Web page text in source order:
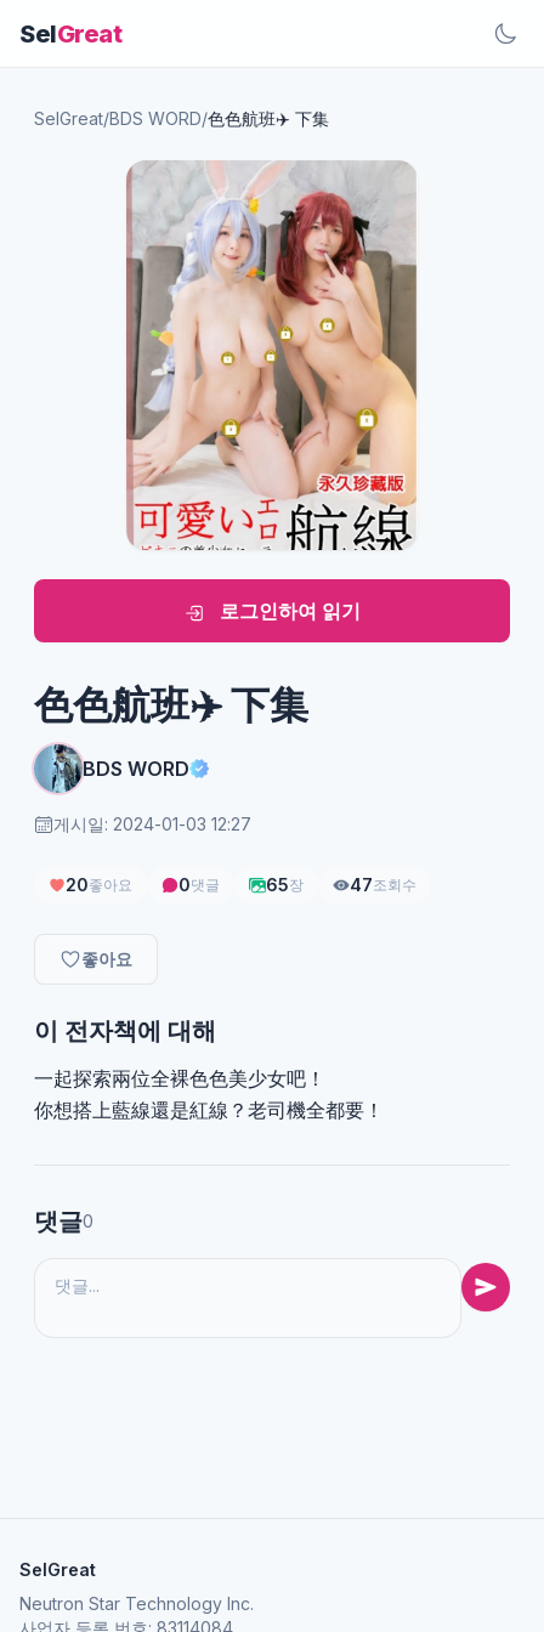
SelGreat
SelGreat/BDS WORD/色色航班✈️ 下集
로그인하여 읽기
色色航班✈️ 下集
BDS WORD
게시일: 2024-01-03 12:27
20좋아요 0댓글 65장 47조회수
좋아요
이 전자책에 대해
一起探索兩位全裸色色美少女吧！
你想搭上藍線還是紅線？老司機全都要！
댓글0
SelGreat
Neutron Star Technology Inc.